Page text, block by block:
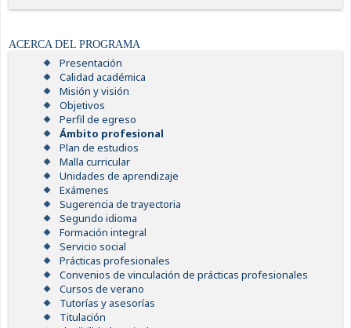
ACERCA DEL PROGRAMA
Presentación
Calidad académica
Misión y visión
Objetivos
Perfil de egreso
Ámbito profesional
Plan de estudios
Malla curricular
Unidades de aprendizaje
Exámenes
Sugerencia de trayectoria
Segundo idioma
Formación integral
Servicio social
Prácticas profesionales
Convenios de vinculación de prácticas profesionales
Cursos de verano
Tutorías y asesorías
Titulación